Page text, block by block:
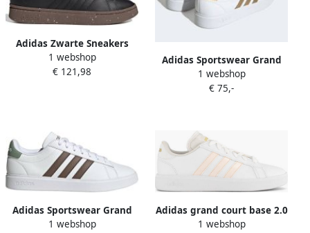
Adidas Zwarte Sneakers
Grand Court Alpha
1 webshop
€ 121,98
Adidas Sportswear Grand
Court 2.0 Sneakers Wit
Vrouw
1 webshop
€ 75,-
Adidas Sportswear Grand
Court Cloudfoam Comfort
1 webshop
Adidas grand court base 2.0
sneakers wit blauw heren
1 webshop